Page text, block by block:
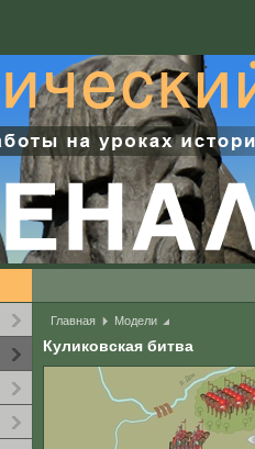
Главная Модели
Куликовская битва